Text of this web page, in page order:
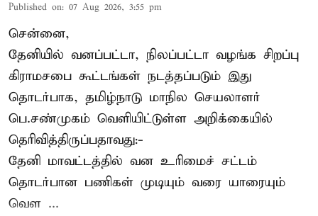
Published on: 07 Aug 2026, 3:55 pm
சென்னை,
தேனியில் வனப்பட்டா, நிலப்பட்டா வழங்க சிறப்பு
கிராமசபை கூட்டங்கள் நடத்தப்படும் இது
தொடர்பாக, தமிழ்நாடு மாநில செயலாளர்
பெ.சண்முகம் வெளியிட்டுள்ள அறிக்கையில்
தெரிவித்திருப்பதாவது:-
தேனி மாவட்டத்தில் வன உரிமைச் சட்டம்
தொடர்பான பணிகள் முடியும் வரை யாரையும்
வெள ...